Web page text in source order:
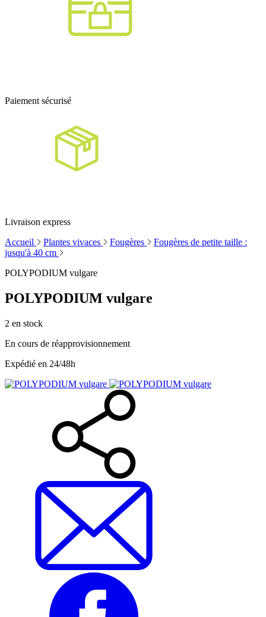
Paiement sécurisé
Livraison express
Accueil
Plantes vivaces Fougères
Fougères de petite taille :
jusqu'à 40 cm
POLYPODIUM vulgare
POLYPODIUM vulgare
2 en stock
En cours de réapprovisionnement
Expédié en 24/48h